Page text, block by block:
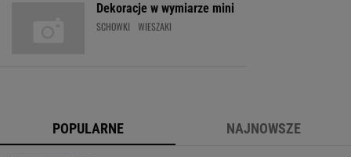
Dekoracje w wymiarze mini
SCHOWKI WIESZAKI
POPULARNE NAJNOWSZE